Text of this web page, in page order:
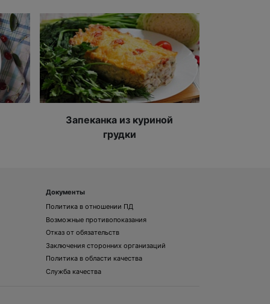
Запеканка из куриной
грудки
Документы
Политика в отношении ПД
Возможные противопоказания
Отказ от обязательств
Заключения сторонних организаций
Политика в области качества
Служба качества